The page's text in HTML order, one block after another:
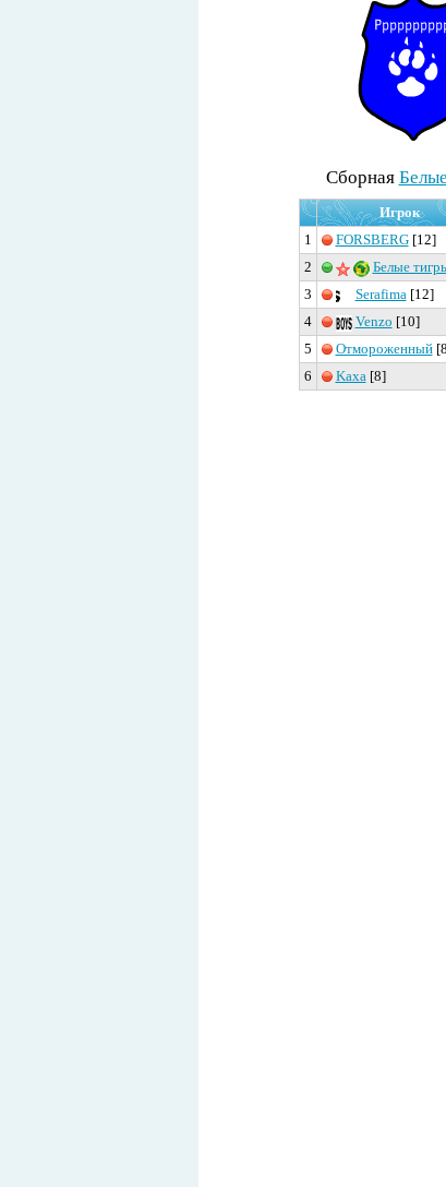
Cборная
Игрок
1
FORSBERG[12]
2
Белые
3
Serafima[12]
4
Venzo [10]
5
Отмороженный
6
Kaxa[8]